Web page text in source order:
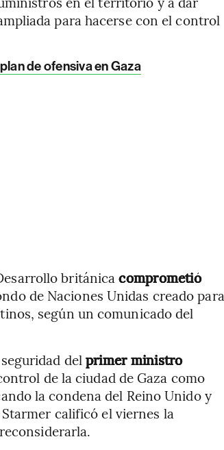
para hacerse con el control
de ofensiva en Gaza
británicacomprometió
de Naciones Unidas creado para
según un comunicado del
del primer ministro
de la ciudad de Gaza como
la condena del Reino Unido y
calificó el viernes la